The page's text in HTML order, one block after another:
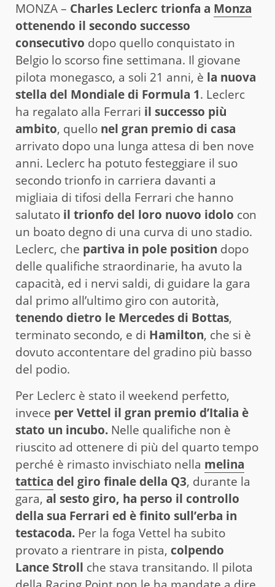
MONZA – Charles Leclerc trionfa a Monza
ottenendo il secondo successo
consecutivo dopo quello conquistato in
Belgio lo scorso fine settimana. Il giovane
pilota monegasco, a soli 21 anni, è la nuova
stella del Mondiale di Formula 1. Leclerc
ha regalato alla Ferrari il successo più
ambito, quello nel gran premio di casa
arrivato dopo una lunga attesa di ben nove
anni. Leclerc ha potuto festeggiare il suo
secondo trionfo in carriera davanti a
migliaia di tifosi della Ferrari che hanno
salutato il trionfo del loro nuovo idolo con
un boato degno di una curva di uno stadio.
Leclerc, che partiva in pole position dopo
delle qualifiche straordinarie, ha avuto la
capacità, ed i nervi saldi, di guidare la gara
dal primo all’ultimo giro con autorità,
tenendo dietro le Mercedes di Bottas,
terminato secondo, e di Hamilton, che si è
dovuto accontentare del gradino più basso
del podio.
Per Leclerc è stato il weekend perfetto,
invece per Vettel il gran premio d’Italia è
stato un incubo. Nelle qualifiche non è
riuscito ad ottenere di più del quarto tempo
perché è rimasto invischiato nella melina
tattica del giro finale della Q3, durante la
gara, al sesto giro, ha perso il controllo
della sua Ferrari ed è finito sull’erba in
testacoda. Per la foga Vettel ha subito
provato a rientrare in pista, colpendo
Lance Stroll che stava transitando. Il pilota